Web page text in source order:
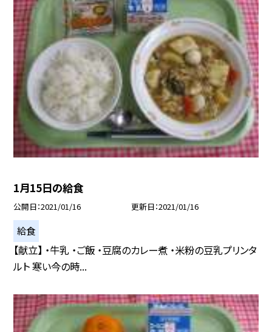
1月15日の給食
公開日 2021/01/16 更新日 2021/01/16
給食
【献立】 ・牛乳 ・ご飯 ・豆腐のカレー煮 ・米粉の豆乳プリンタ
ルト 寒い今の時...